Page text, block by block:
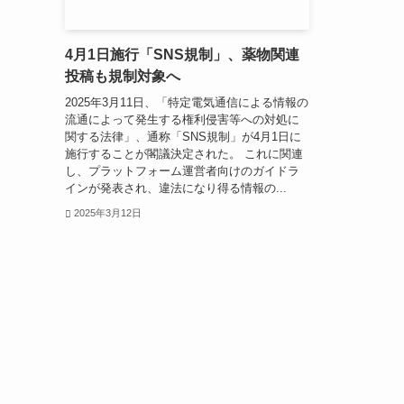
4月1日施行「SNS規制」、薬物関連
投稿も規制対象へ
2025年3月11日、「特定電気通信による情報の
流通によって発生する権利侵害等への対処に
関する法律」、通称「SNS規制」が4月1日に
施行することが閣議決定された。 これに関連
し、プラットフォーム運営者向けのガイドラ
インが発表され、違法になり得る情報の...
2025年3月12日